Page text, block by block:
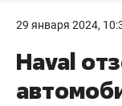
29 января 2024,
Haval